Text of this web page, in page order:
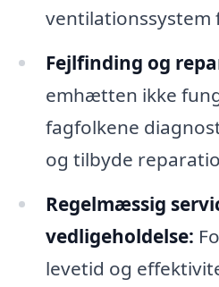
Fejlfinding og
emhætten ikke
fagfolkene
og tilbyde
Regelmæssig
vedligeholdelse:
levetid og